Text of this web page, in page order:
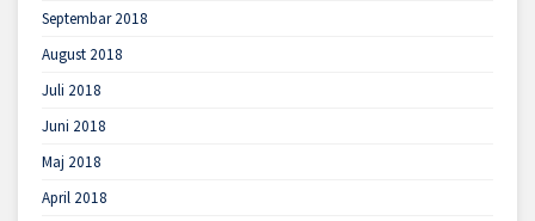
Septembar 2018
August 2018
Juli 2018
Juni 2018
Maj 2018
April 2018